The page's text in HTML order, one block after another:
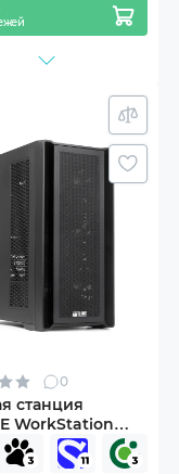
0
станция
WorkStation